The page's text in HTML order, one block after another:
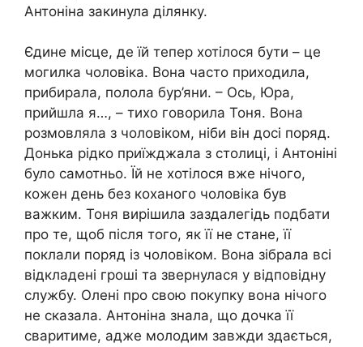
Антоніна закинула ділянку.
Єдине місце, де їй тепер хотілося бути – це
могилка чоловіка. Вона часто приходила,
прибирала, полола бур’яни. – Ось, Юра,
прийшла я…, – тихо говорила Тоня. Вона
розмовляла з чоловіком, ніби він досі поряд.
Донька рідко приїжджала з столиці, і Антоніні
було самотньо. Їй не хотілося вже нічого,
кожен день без коханого чоловіка був
важким. Тоня вирішила заздалегідь подбати
про те, щоб після того, як її не стане, її
поклали поряд із чоловіком. Вона зібрала всі
відкладені гроші та звернулася у відповідну
службу. Олені про свою покупку вона нічого
не сказала. Антоніна знала, що дочка її
сваритиме, адже молодим завжди здається,